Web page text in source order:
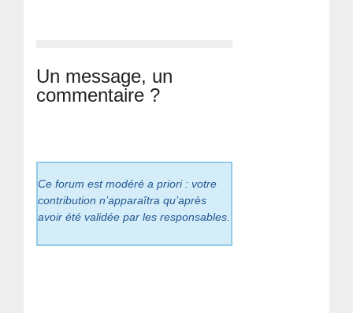
Un message, un
commentaire ?
Ce forum est modéré a priori : votre
contribution n’apparaîtra qu’après
avoir été validée par les responsables.